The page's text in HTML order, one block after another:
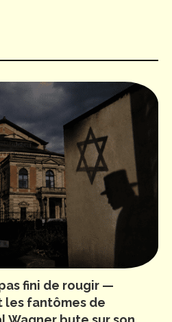
fini de rougir —
les fantômes de